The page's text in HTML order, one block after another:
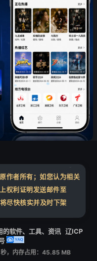
作者所有；如您认为相关
权利证明发送邮件至
尽快核实并及时下架
的软件、工具、资讯 辽ICP
，内存占用：45.85 MB
❄